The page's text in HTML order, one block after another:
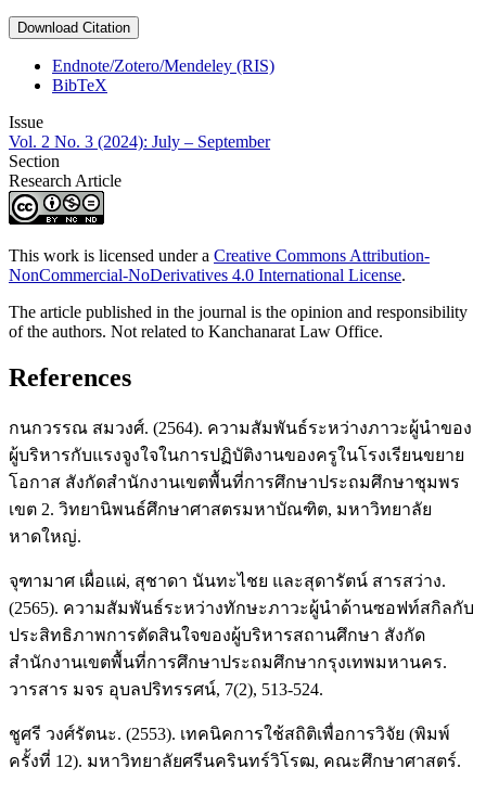
Download Citation
Endnote/Zotero/Mendeley (RIS)
BibTeX
Issue
Vol. 2 No. 3 (2024): July – September
Section
Research Article
This work is licensed under a Creative Commons Attribution-
NonCommercial-NoDerivatives 4.0 International License.
The article published in the journal is the opinion and responsibility
of the authors. Not related to Kanchanarat Law Office.
References
กนกวรรณ สมวงศ์. (2564). ความสัมพันธ์ระหว่างภาวะผู้นำของ
ผู้บริหารกับแรงจูงใจในการปฏิบัติงานของครูในโรงเรียนขยาย
โอกาส สังกัดสำนักงานเขตพื้นที่การศึกษาประถมศึกษาชุมพร
เขต 2. วิทยานิพนธ์ศึกษาศาสตรมหาบัณฑิต, มหาวิทยาลัย
หาดใหญ่.
จุฑามาศ เผื่อแผ่, สุชาดา นันทะไชย และสุดารัตน์ สารสว่าง.
(2565). ความสัมพันธ์ระหว่างทักษะภาวะผู้นำด้านซอฟท์สกิลกับ
ประสิทธิภาพการตัดสินใจของผู้บริหารสถานศึกษา สังกัด
สำนักงานเขตพื้นที่การศึกษาประถมศึกษากรุงเทพมหานคร.
วารสาร มจร อุบลปริทรรศน์, 7(2), 513-524.
ชูศรี วงศ์รัตนะ. (2553). เทคนิคการใช้สถิติเพื่อการวิจัย (พิมพ์
ครั้งที่ 12). มหาวิทยาลัยศรีนครินทร์วิโรฒ, คณะศึกษาศาสตร์.